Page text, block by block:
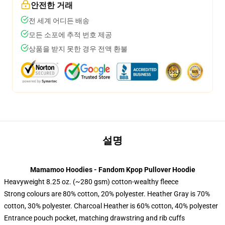
안전한 거래
전 세계 어디든 배송
모든 소포에 추적 번호 제공
상품을 받지 못한 경우 전액 환불
설명
Mamamoo Hoodies - Fandom Kpop Pullover Hoodie
Heavyweight 8.25 oz. (~280 gsm) cotton-wealthy fleece
Strong colours are 80% cotton, 20% polyester. Heather Gray is 70%
cotton, 30% polyester. Charcoal Heather is 60% cotton, 40% polyester
Entrance pouch pocket, matching drawstring and rib cuffs